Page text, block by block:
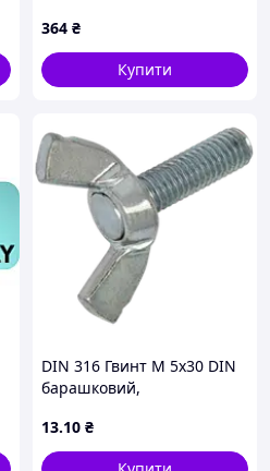
364 ₴
Купити
DIN 316 Гвинт М 5х30 DIN
барашковий,
оцинкований
13.10 ₴